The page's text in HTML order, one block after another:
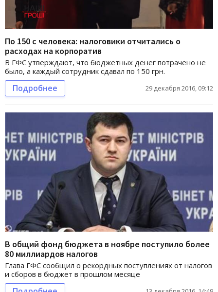
По 150 с человека: налоговики отчитались о
расходах на корпоратив
В ГФС утверждают, что бюджетных денег потрачено не
было, а каждый сотрудник сдавал по 150 грн.
Подробнее 29 декабря 2016, 09:12
В общий фонд бюджета в ноябре поступило более
80 миллиардов налогов
Глава ГФС сообщил о рекордных поступлениях от налогов
и сборов в бюджет в прошлом месяце